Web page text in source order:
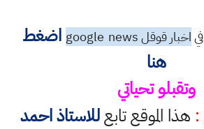
اخبار قوقل googlenews
اضغط
هنا
وتقبلو تحياتي
: هذا الموقع تابعللاستاذ احمد